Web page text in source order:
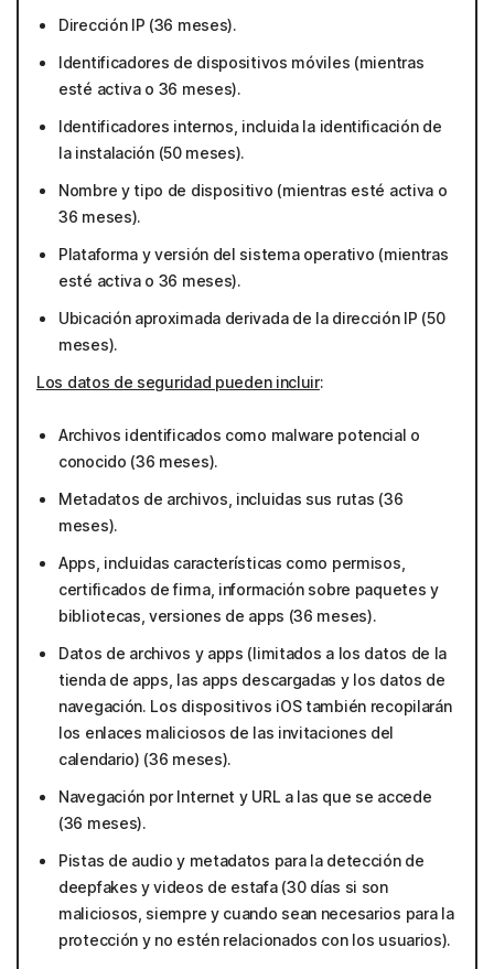
Dirección IP (36 meses).
Identificadores de dispositivos móviles (mientras
esté activa o 36 meses).
Identificadores internos, incluida la identificación de
la instalación (50 meses).
Nombre y tipo de dispositivo (mientras esté activa o
36 meses).
Plataforma y versión del sistema operativo (mientras
esté activa o 36 meses).
Ubicación aproximada derivada de la dirección IP (50
meses).
Los datos de seguridad pueden incluir:
Archivos identificados como malware potencial o
conocido (36 meses).
Metadatos de archivos, incluidas sus rutas (36
meses).
Apps, incluidas características como permisos,
certificados de firma, información sobre paquetes y
bibliotecas, versiones de apps (36 meses).
Datos de archivos y apps (limitados a los datos de la
tienda de apps, las apps descargadas y los datos de
navegación. Los dispositivos iOS también recopilarán
los enlaces maliciosos de las invitaciones del
calendario) (36 meses).
Navegación por Internet y URL a las que se accede
(36 meses).
Pistas de audio y metadatos para la detección de
deepfakes y videos de estafa (30 días si son
maliciosos, siempre y cuando sean necesarios para la
protección y no estén relacionados con los usuarios).